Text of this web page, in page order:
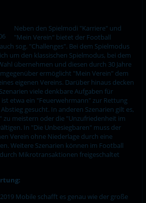
Neben den Spielmodi "Karriere" und
"Mein Verein" bietet der Football
sog. "Challenges". Bei dem Spielmodus
um den klassischen Spielmodus, bei dem
übernehmen und diesen durch 30 Jahre
ermöglicht "Mein Verein" dem
eigenen Vereins. Darüber hinaus decken
viele denkbare Aufgaben für
etwa ein "Feuerwehrmann" zur Rettung
gesucht. In anderen Szenarien gilt es,
zu meistern oder die "Unzufriedenheit im
In "Die Unbesiegbaren" muss der
Verein ohne Niederlage durch eine
Weitere Szenarien können im Football
Mikrotransaktionen freigeschaltet
Mobile schafft es genau wie der große